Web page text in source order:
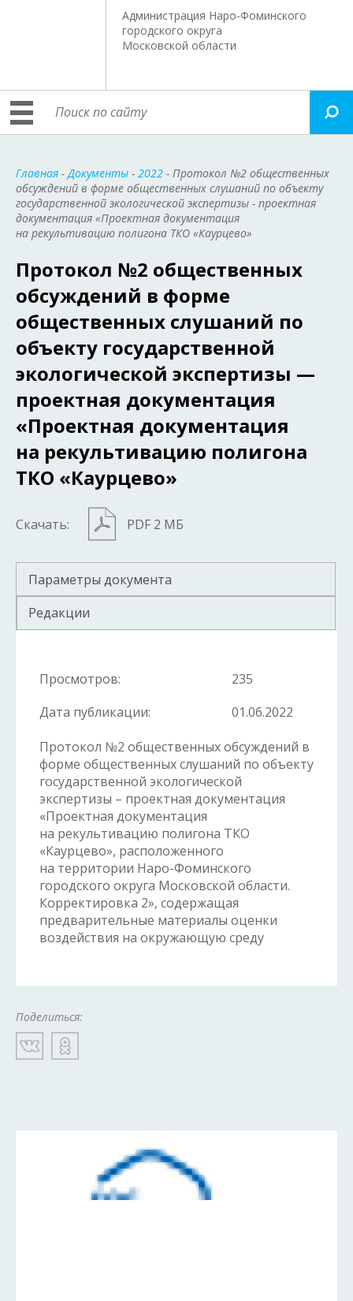
Администрация Наро-Фоминского
городского округа
Московской области
Главная -Документы - 2022 - Протокол №2 общественных
обсуждений в форме общественных слушаний по объекту
государственной экологической экспертизы - проектная
документация «Проектная документация
на рекультивацию полигона ТКО «Каурцево»
Протокол №2 общественных
обсуждений в форме
общественных слушаний по
объекту государственной
экологической экспертизы —
проектная документация
«Проектная документация
на рекультивацию полигона
ТКО «Каурцево»
Скачать: PDF 2 МБ
Параметры документа
Редакции
Просмотров:
235
Дата публикации:
01.06.2022
Протокол №2 общественных обсуждений в
форме общественных слушаний по объекту
государственной экологической
экспертизы – проектная документация
«Проектная документация
на рекультивацию полигона ТКО
«Каурцево», расположенного
на территории Наро-Фоминского
городского округа Московской области.
Корректировка 2», содержащая
предварительные материалы оценки
воздействия на окружающую среду
Поделиться: